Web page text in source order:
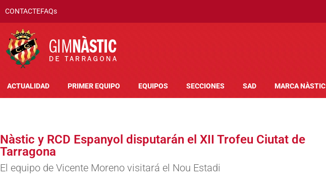
CONTACTEFAQs
ACTUALIDAD PRIMER EQUIPO EQUIPOS SECCIONES SAD MARCA NÀSTIC
Nàstic y RCD Espanyol disputarán el XII Trofeu Ciutat de
Tarragona
El equipo de Vicente Moreno visitará el Nou Estadi